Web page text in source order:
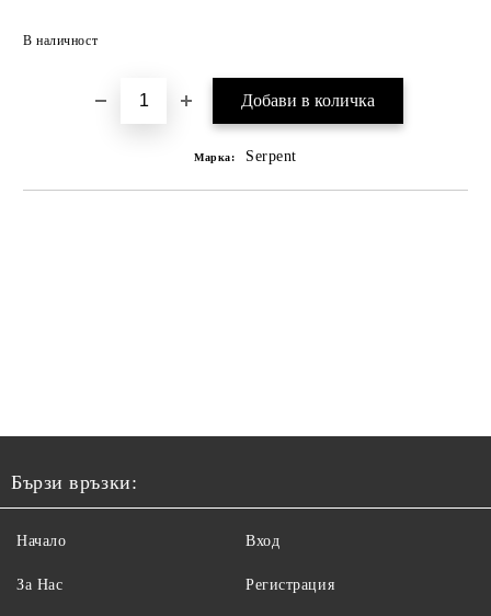
В наличност
Марка: Serpent
Бързи връзки:
Начало
За Нас
Вход
Регистрация